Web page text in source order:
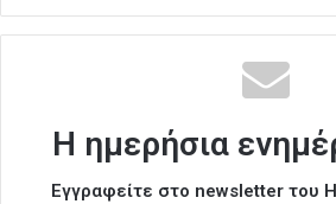
Η ημερήσια
Εγγραφείτε στο newsletter του